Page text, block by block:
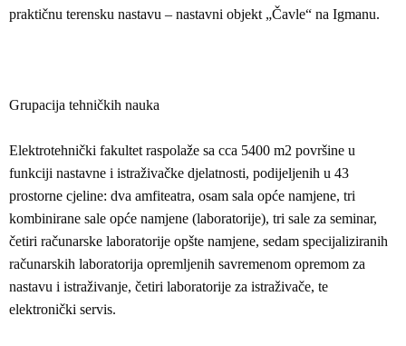
praktičnu terensku nastavu – nastavni objekt „Čavle“ na Igmanu.
Grupacija tehničkih nauka
Elektrotehnički fakultet raspolaže sa cca 5400 m2 površine u
funkciji nastavne i istraživačke djelatnosti, podijeljenih u 43
prostorne cjeline: dva amfiteatra, osam sala opće namjene, tri
kombinirane sale opće namjene (laboratorije), tri sale za seminar,
četiri računarske laboratorije opšte namjene, sedam specijaliziranih
računarskih laboratorija opremljenih savremenom opremom za
nastavu i istraživanje, četiri laboratorije za istraživače, te
elektronički servis.